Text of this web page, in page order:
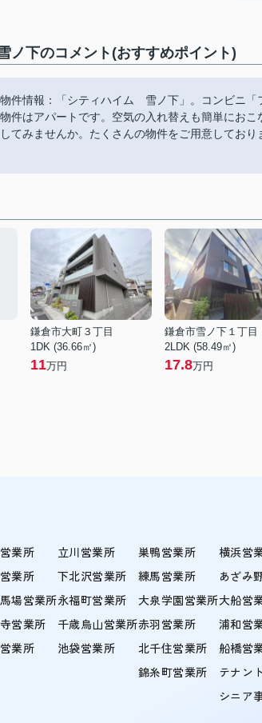
下のコメント(おすすめポイント)
件情報：「シティハイム 雪ノ下」。コンビニ
件はアパートです。空気の入れ替えも簡単にお
てみませんか。たくさんの物件をご用意してお
鎌倉市大町３丁目
1DK (36.66㎡)
11万円
鎌倉市雪ノ下１丁目
2LDK (58.49㎡)
17.8万円
業所
業所
場営業所
営業所
業所
立川営業所
下北沢営業所
永福町営業所
千歳烏山営業所
池袋営業所
巣鴨営業所
練馬営業所
大泉学園営業所
赤羽営業所
北千住営業所
錦糸町営業所
横浜営
あざみ
大船営
浦和営
船橋営
テナン
シニア